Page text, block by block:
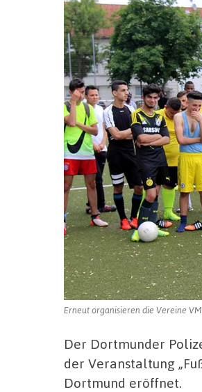
Erneut organisieren die Vereine
Der Dortmunder
der Veranstaltung
Dortmund eröffnet.